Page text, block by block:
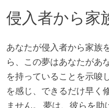
侵入者から家
あなたが侵入者から家族
ら、この夢はあなたがあ
を持っていることを示唆
を感じ、できるだけ早く
ません。 夢は、彼らを